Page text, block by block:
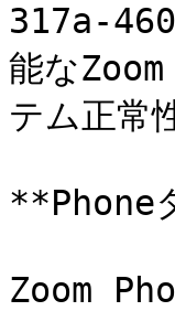
317a-
能な
テム正常
**Phone
Zoom